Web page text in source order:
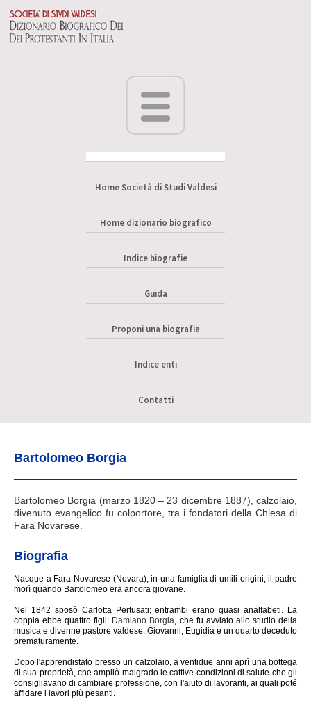
Home Società di Studi Valdesi
Home dizionario biografico
Indice biografie
Guida
Proponi una biografia
Indice enti
Contatti
Bartolomeo Borgia
Bartolomeo Borgia (marzo 1820 – 23 dicembre 1887), calzolaio,
divenuto evangelico fu colportore , tra i fondatori della Chiesa di
Fara Novarese.
Biografia
Nacque a Fara Novarese (Novara), in una famiglia di umili origini; il padre
morì quando Bartolomeo era ancora giovane.
Nel 1842 sposò Carlotta Pertusati; entrambi erano quasi analfabeti. La
coppia ebbe quattro figli: Damiano Borgia, che fu avviato allo studio della
musica e divenne pastore valdese, Giovanni, Eugidia e un quarto deceduto
prematuramente.
Dopo l'apprendistato presso un calzolaio, a ventidue anni aprì una bottega
di sua proprietà, che ampliò malgrado le cattive condizioni di salute che gli
consigliavano di cambiare professione, con l'aiuto di lavoranti, ai quali poté
affidare i lavori più pesanti.